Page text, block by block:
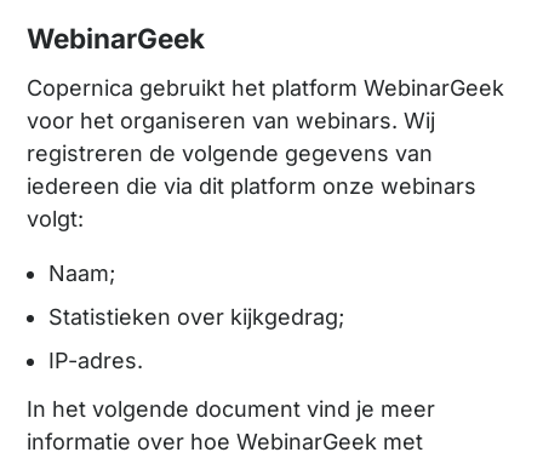
WebinarGeek
Copernica gebruikt het platform WebinarGeek
voor het organiseren van webinars. Wij
registreren de volgende gegevens van
iedereen die via dit platform onze webinars
volgt:
Naam;
Statistieken over kijkgedrag;
IP-adres.
In het volgende document vind je meer
informatie over hoe WebinarGeek met